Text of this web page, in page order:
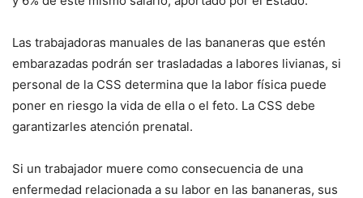
Las trabajadoras manuales de las bananeras que estén
embarazadas podrán ser trasladadas a labores livianas, si
personal de la CSS determina que la labor física puede
poner en riesgo la vida de ella o el feto. La CSS debe
garantizarles atención prenatal.
Si un trabajador muere como consecuencia de una
enfermedad relacionada a su labor en las bananeras, sus